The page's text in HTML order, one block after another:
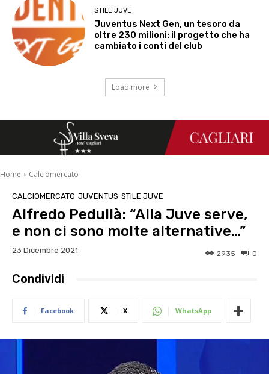
STILE JUVE
Juventus Next Gen, un tesoro da
oltre 230 milioni: il progetto che ha
cambiato i conti del club
Load more